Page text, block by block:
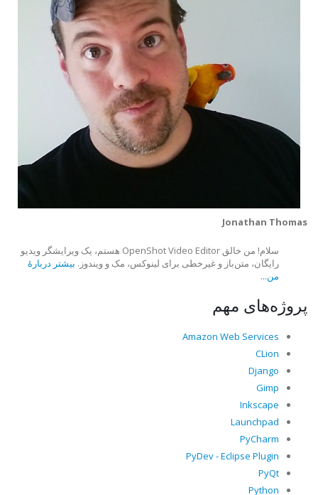
Jonathan Thomas
سلام! من خالق OpenShot Video Editor هستم، یک ویرایشگر ویدیو
رایگان، متن‌باز و غیرخطی برای لینوکس، مک و ویندوز. بیشتر دربارهٔ
من...
پروژه‌های مهم
Amazon Web Services
CLion
Django
Gimp
Inkscape
Launchpad
PyCharm
PyDev - Eclipse Plugin
PyQt
Python